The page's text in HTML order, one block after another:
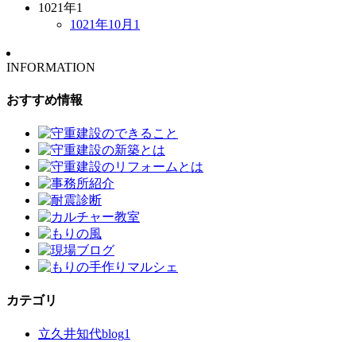
1021年1
1021年10月 1
INFORMATION
おすすめ情報
カテゴリ
立久井知代blog1